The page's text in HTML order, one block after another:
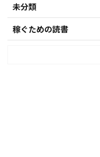
未分類
稼ぐための読書